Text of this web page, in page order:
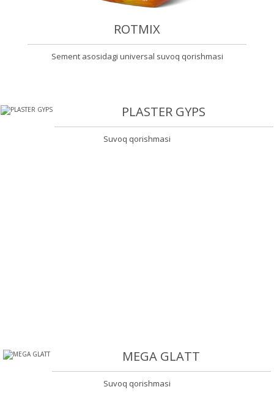
ROTMIX
Sement asosidagi universal suvoq qorishmasi
PLASTER GYPS
Suvoq qorishmasi
MEGA GLATT
Suvoq qorishmasi